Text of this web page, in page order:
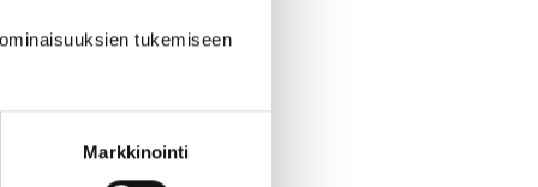
tukemiseen
Markkinointi